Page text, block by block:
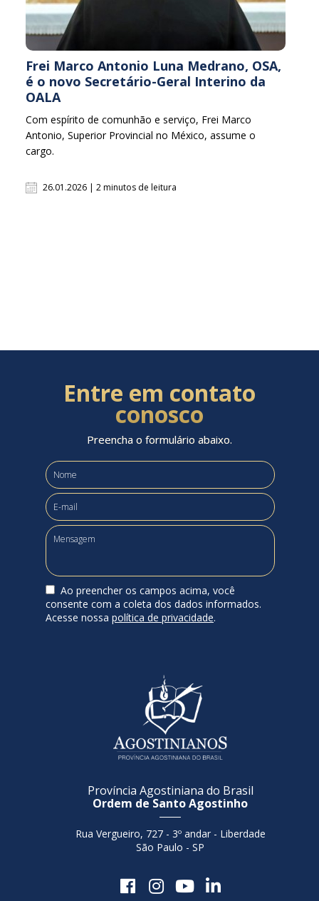
Frei Marco Antonio Luna Medrano, OSA,
é o novo Secretário-Geral Interino da
OALA
Com espírito de comunhão e serviço, Frei Marco
Antonio, Superior Provincial no México, assume o
cargo.
26.01.2026 | 2 minutos de leitura
Entre em contato
conosco
Preencha o formulário abaixo.
Ao preencher os campos acima, você
consente com a coleta dos dados informados.
Acesse nossa política de privacidade.
Província Agostiniana do Brasil
Ordem de Santo Agostinho
Rua Vergueiro, 727 - 3º andar - Liberdade
São Paulo - SP